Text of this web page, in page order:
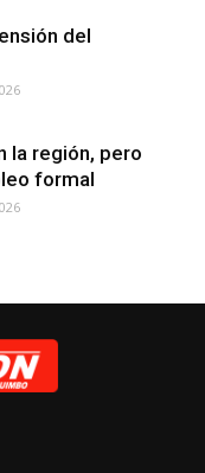
del
la región, pero
formal